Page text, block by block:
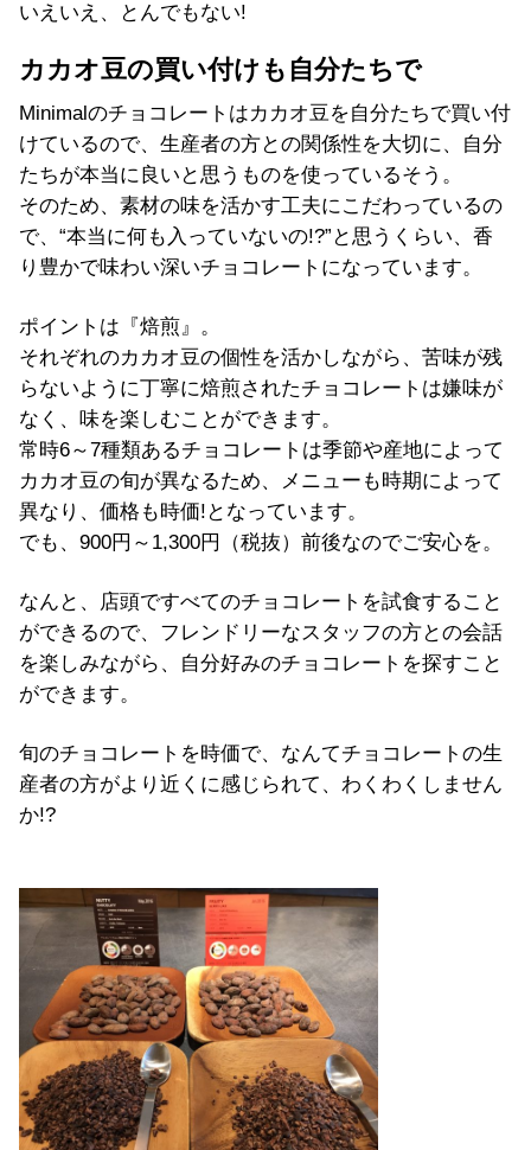
いえいえ、とんでもない!
カカオ豆の買い付けも自分たちで
Minimalのチョコレートはカカオ豆を自分たちで買い付
けているので、生産者の方との関係性を大切に、自分
たちが本当に良いと思うものを使っているそう。
そのため、素材の味を活かす工夫にこだわっているの
で、“本当に何も入っていないの!?”と思うくらい、香
り豊かで味わい深いチョコレートになっています。
ポイントは『焙煎』。
それぞれのカカオ豆の個性を活かしながら、苦味が残
らないように丁寧に焙煎されたチョコレートは嫌味が
なく、味を楽しむことができます。
常時6～7種類あるチョコレートは季節や産地によって
カカオ豆の旬が異なるため、メニューも時期によって
異なり、価格も時価!となっています。
でも、900円～1,300円（税抜）前後なのでご安心を。
なんと、店頭ですべてのチョコレートを試食すること
ができるので、フレンドリーなスタッフの方との会話
を楽しみながら、自分好みのチョコレートを探すこと
ができます。
旬のチョコレートを時価で、なんてチョコレートの生
産者の方がより近くに感じられて、わくわくしません
か!?